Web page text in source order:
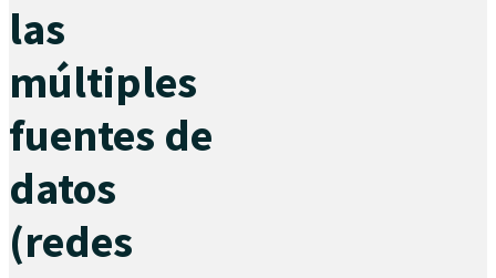
las
múltiples
fuentes de
datos
(redes